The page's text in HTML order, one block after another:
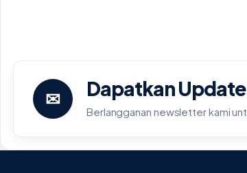
✉ Dapatkan
Berlangganan newsletter kami